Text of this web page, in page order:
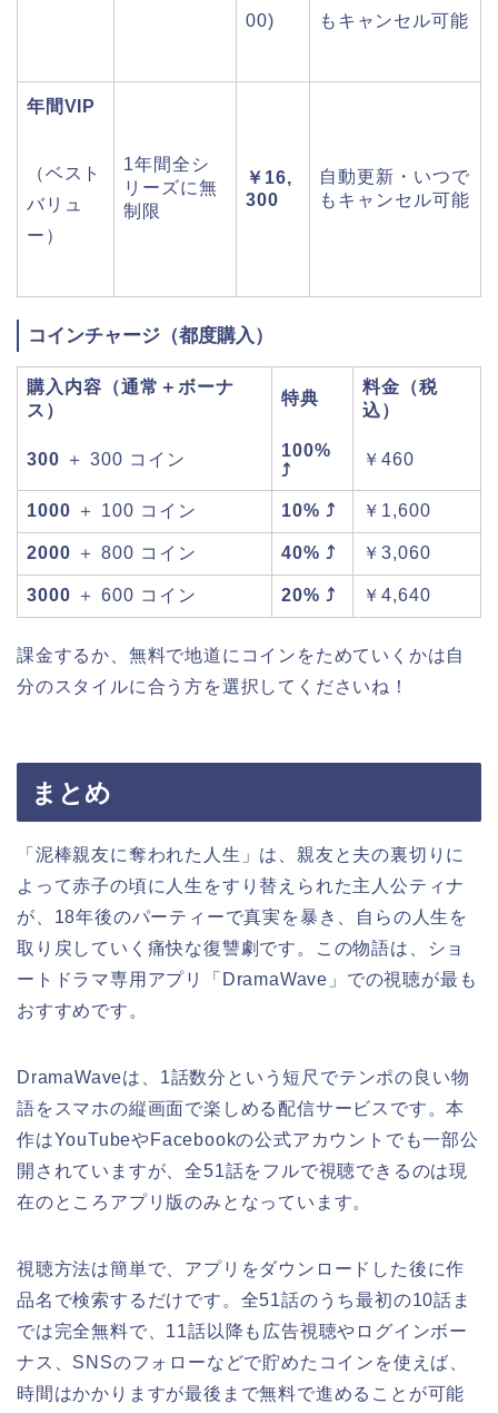
00)
もキャンセル可能
年間VIP
（ベスト
バリュ
ー）
1年間全シ
リーズに無
制限
￥16,
300
自動更新・いつで
もキャンセル可能
コインチャージ（都度購入）
購入内容（通常＋ボーナ
ス）
特典
料金（税
込）
300 ＋ 300 コイン
100%
⤴
￥460
1000 ＋ 100 コイン 10% ⤴ ￥1,600
2000 ＋ 800 コイン 40% ⤴ ￥3,060
3000 ＋ 600 コイン 20% ⤴ ￥4,640
課金するか、無料で地道にコインをためていくかは自
分のスタイルに合う方を選択してくださいね！
まとめ
「泥棒親友に奪われた人生」は、親友と夫の裏切りに
よって赤子の頃に人生をすり替えられた主人公ティナ
が、18年後のパーティーで真実を暴き、自らの人生を
取り戻していく痛快な復讐劇です。この物語は、ショ
ートドラマ専用アプリ「DramaWave」での視聴が最も
おすすめです。
DramaWaveは、1話数分という短尺でテンポの良い物
語をスマホの縦画面で楽しめる配信サービスです。本
作はYouTubeやFacebookの公式アカウントでも一部公
開されていますが、全51話をフルで視聴できるのは現
在のところアプリ版のみとなっています。
視聴方法は簡単で、アプリをダウンロードした後に作
品名で検索するだけです。全51話のうち最初の10話ま
では完全無料で、11話以降も広告視聴やログインボー
ナス、SNSのフォローなどで貯めたコインを使えば、
時間はかかりますが最後まで無料で進めることが可能